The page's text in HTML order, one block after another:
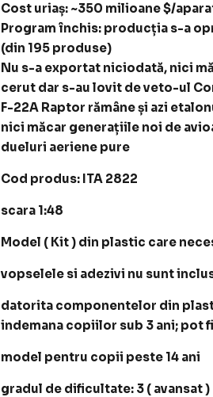
Cost uriaș: ~350 milioane $/
Program închis: producția s-a
(din 195 produse)
Nu s-a exportat niciodată, nici
cerut dar s-au lovit de veto-ul
F-22A Raptor rămâne și azi
nici măcar generațiile noi de
dueluri aeriene pure
Cod produs: ITA 2822
scara 1:48
Model ( Kit ) din plastic care
vopselele si adezivi nu sunt
datorita componentelor din
indemana copiilor sub 3 ani; pot
model pentru copii peste 14 ani
gradul de dificultate: 3 ( avansat )